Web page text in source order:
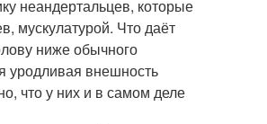
неандертальцев, которые
мускулатурой. Что даёт
ниже обычного
уродливая внешность
что у них и в самом деле